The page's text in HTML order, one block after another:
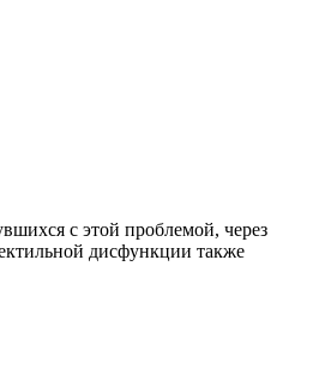
с этой проблемой, через
дисфункции также